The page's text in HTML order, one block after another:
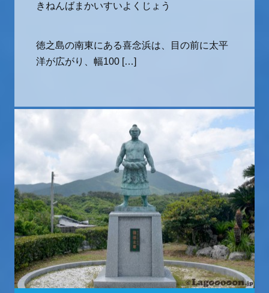
きねんばまかいすいよくじょう
徳之島の南東にある喜念浜は、目の前に太平
洋が広がり、幅100 […]